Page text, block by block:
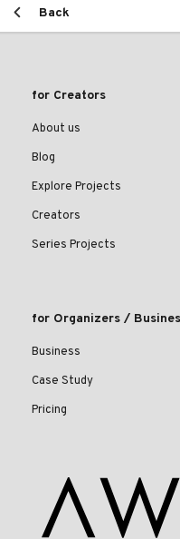
Back
for Creators
About us
Blog
Explore Projects
Creators
Series Projects
for Organizers /
Business
Case Study
Pricing